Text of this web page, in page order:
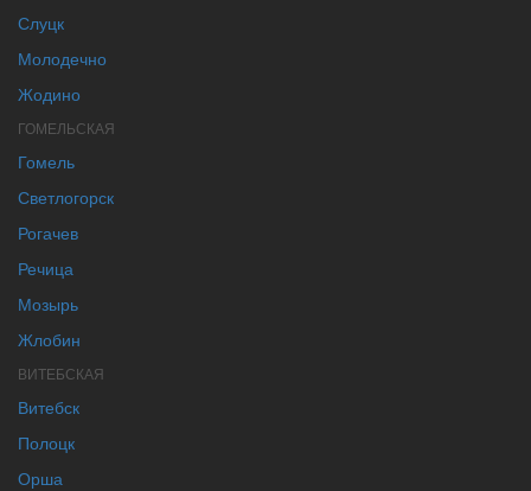
Слуцк
Молодечно
Жодино
ГОМЕЛЬСКАЯ
Гомель
Светлогорск
Рогачев
Речица
Мозырь
Жлобин
ВИТЕБСКАЯ
Витебск
Полоцк
Орша